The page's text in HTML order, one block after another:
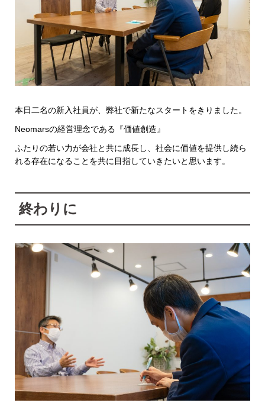
本日二名の新入社員が、弊社で新たなスタートをきりました。
Neomarsの経営理念である『価値創造』
ふたりの若い力が会社と共に成長し、社会に価値を提供し続ら
れる存在になることを共に目指していきたいと思います。
終わりに